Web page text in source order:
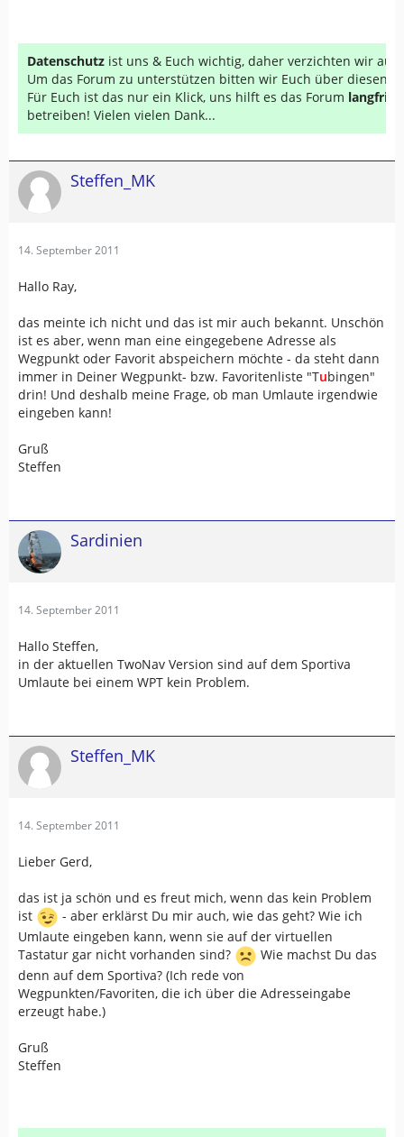
Datenschutz ist uns & Euch wichtig, daher verzichten wir auf
Um das Forum zu unterstützen bitten wir Euch über diesen
Für Euch ist das nur ein Klick, uns hilft es das Forum
betreiben! Vielen vielen Dank...
Steffen_MK
14. September 2011
Hallo Ray,
das meinte ich nicht und das ist mir auch bekannt. Unschön
ist es aber, wenn man eine eingegebene Adresse als
Wegpunkt oder Favorit abspeichern möchte - da steht dann
immer in Deiner Wegpunkt- bzw. Favoritenliste "Tubingen"
drin! Und deshalb meine Frage, ob man Umlaute irgendwie
eingeben kann!
Gruß
Steffen
Sardinien
14. September 2011
Hallo Steffen,
in der aktuellen TwoNav Version sind auf dem Sportiva
Umlaute bei einem WPT kein Problem.
Steffen_MK
14. September 2011
Lieber Gerd,
das ist ja schön und es freut mich, wenn das kein Problem
ist
- aber erklärst Du mir auch, wie das geht? Wie ich
Umlaute eingeben kann, wenn sie auf der virtuellen
Tastatur gar nicht vorhanden sind?
Wie machst Du das
denn auf dem Sportiva? (Ich rede von
Wegpunkten/Favoriten, die ich über die Adresseingabe
erzeugt habe.)
Gruß
Steffen